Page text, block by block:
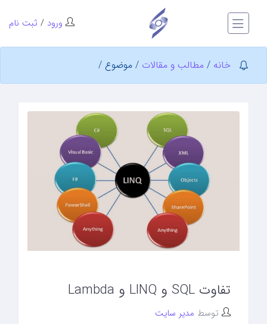
ورود / ثبت نام
خانه / مطالب و مقالات / موضوع /
تفاوت SQL و LINQ و Lambda
توسط مدیر سایت